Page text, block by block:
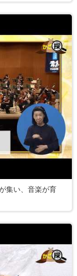
集い、音楽が育